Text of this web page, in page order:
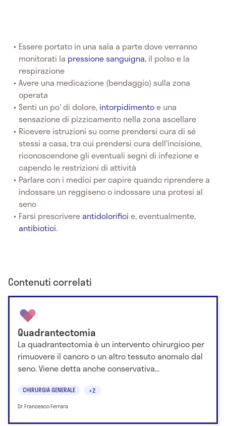
Essere portato in una sala a parte dove verranno
monitorati la pressione sanguigna, il polso e la
respirazione
Avere una medicazione (bendaggio) sulla zona
operata
Senti un po' di dolore, intorpidimentoe una
sensazione di pizzicamento nella zona ascellare
Ricevere istruzioni su come prendersi cura di sé
stessi a casa, tra cui prendersi cura dell'incisione,
riconoscendone gli eventuali segni di infezione e
capendo le restrizioni di attività
Parlare con i medici per capire quando riprendere a
indossare un reggiseno o indossare una protesi al
seno
Farsi prescrivereantidolorificie, eventualmente,
antibiotici.
Contenuti correlati
Quadrantectomia
La quadrantectomia è un intervento chirurgico per
rimuovere il cancro o un altro tessuto anomalo dal
seno. Viene detta anche conservativa...
CHIRURGIA GENERALE +2
Dr. Francesco Ferrara